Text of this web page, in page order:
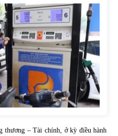
nhất thế giới – Bảng xếp hạng 2022
đấu giá đất ở Thanh Hoá
thương – Tài chính, ở kỳ điều hành